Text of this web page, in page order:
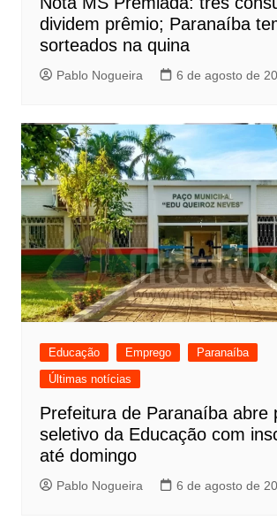
dividem prêmio; Paranaíba
sorteados na quina
Pablo Nogueira 6 de agosto de
Educação Emprego
Paranaíba
Últimas notícias
Prefeitura de Paranaíba abre
seletivo da Educação com
até domingo
Pablo Nogueira 6 de agosto de